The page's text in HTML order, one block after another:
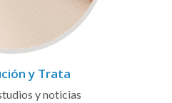
y Trata
y noticias